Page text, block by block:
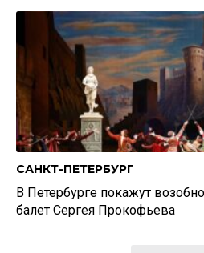
САНКТ-ПЕТЕРБУРГ
В Петербурге покажут
балет Сергея Прокофьева